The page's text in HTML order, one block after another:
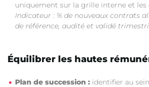
uniquement sur la grille interne et les
Indicateur : % de nouveaux contrats
de référence, audité et validé
Équilibrer les hautes
Plan de succession : identifier au